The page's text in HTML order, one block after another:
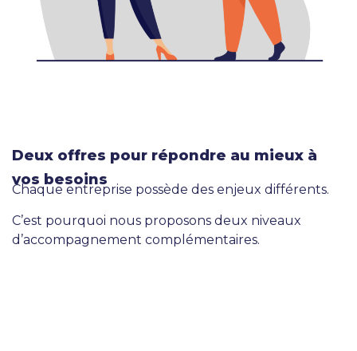
Deux offres pour répondre au mieux à
vos besoins
Chaque entreprise possède des enjeux différents.
C’est pourquoi nous proposons deux niveaux
d’accompagnement complémentaires.